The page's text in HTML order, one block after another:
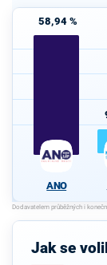
58,94 %
ANO
Jak se